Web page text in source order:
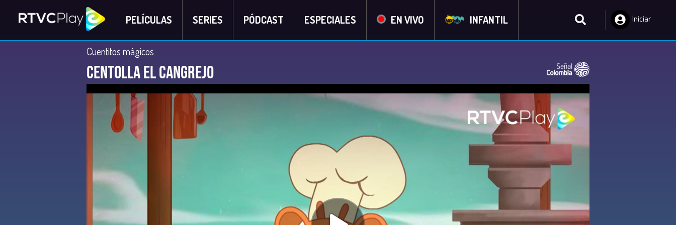
PELÍCULAS SERIES PÓDCAST ESPECIALES EN VIVO INFANTIL
Iniciar
Cuentitos mágicos
Centolla el cangrejo